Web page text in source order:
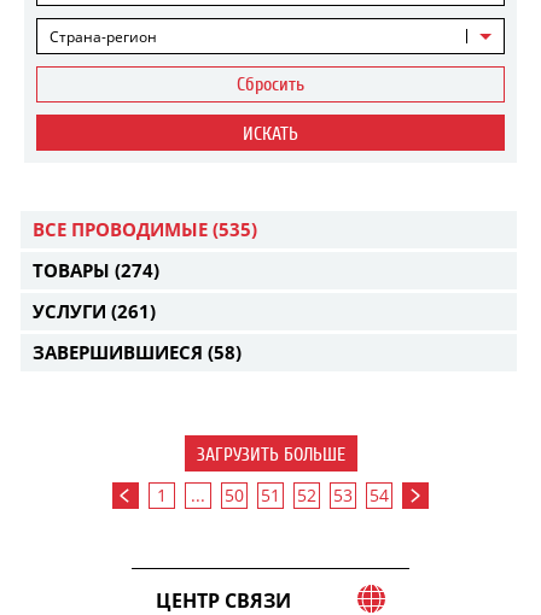
Страна-регион
Сбросить
ИСКАТЬ
ВСЕ ПРОВОДИМЫЕ (535)
ТОВАРЫ (274)
УСЛУГИ (261)
ЗАВЕРШИВШИЕСЯ (58)
ЗАГРУЗИТЬ БОЛЬШЕ
1 ... 50 51 52 53 54
ЦЕНТР СВЯЗИ